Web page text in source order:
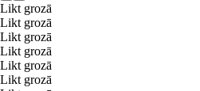
Likt grozā
Likt grozā
Likt grozā
Likt grozā
Likt grozā
Likt grozā